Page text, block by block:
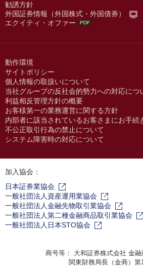
勧誘方針
外国証券情報（外国株式・外国債券）
エクイティ・オファー
動作環境
サイトポリシー
個人情報の取扱いについて
当社グループの反社会的勢力への対応につ
利益相反管理方針の概要
お客様第一の業務運営に関する方針
内部者に該当されているお客さまにお手続
不公正取引行為の禁止について
システム障害時の対応について
加入協会：
日本証券業協会
一般社団法人資産運用業協会
一般社団法人金融先物取引業協会
一般社団法人第二種金融商品取引業協会
一般社団法人日本STO協会
商号等： 大和証券株式会社 金
関東財務局長（金商）第